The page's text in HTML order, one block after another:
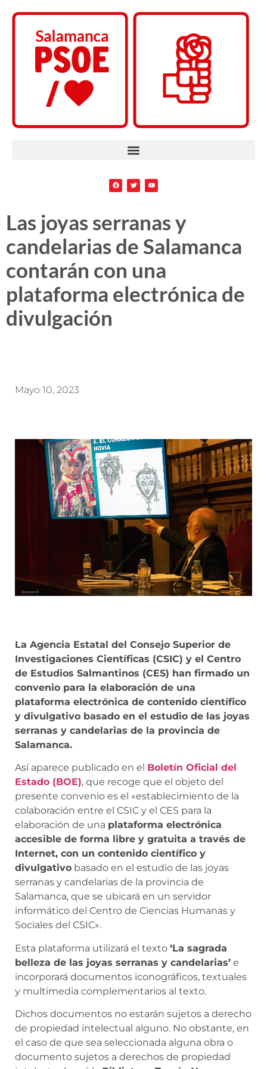
Las joyas serranas y
candelarias de Salamanca
contarán con una
plataforma electrónica de
divulgación
Mayo 10, 2023
La Agencia Estatal del Consejo Superior de
Investigaciones Científicas (CSIC) y el Centro
de Estudios Salmantinos (CES) han firmado un
convenio para la elaboración de una
plataforma electrónica de contenido científico
y divulgativo basado en el estudio de las joyas
serranas y candelarias de la provincia de
Salamanca.
Así aparece publicado en el Boletín Oficial del
Estado (BOE), que recoge que el objeto del
presente convenio es el «establecimiento de la
colaboración entre el CSIC y el CES para la
elaboración de una plataforma electrónica
accesible de forma libre y gratuita a través de
Internet, con un contenido científico y
divulgativo basado en el estudio de las joyas
serranas y candelarias de la provincia de
Salamanca, que se ubicará en un servidor
informático del Centro de Ciencias Humanas y
Sociales del CSIC».
Esta plataforma utilizará el texto ‘La sagrada
belleza de las joyas serranas y candelarias’ e
incorporará documentos iconográficos, textuales
y multimedia complementarios al texto.
Dichos documentos no estarán sujetos a derecho
de propiedad intelectual alguno. No obstante, en
el caso de que sea seleccionada alguna obra o
documento sujetos a derechos de propiedad